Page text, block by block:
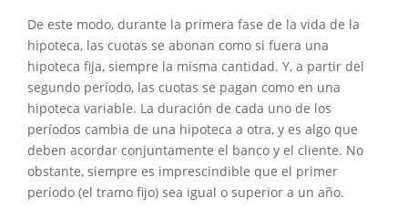
De este modo, durante la primera fase de la vida de la
hipoteca, las cuotas se abonan como si fuera una
hipoteca fija, siempre la misma cantidad. Y, a partir del
segundo período, las cuotas se pagan como en una
hipoteca variable. La duración de cada uno de los
períodos cambia de una hipoteca a otra, y es algo que
deben acordar conjuntamente el banco y el cliente. No
obstante, siempre es imprescindible que el primer
período (el tramo fijo) sea igual o superior a un año.